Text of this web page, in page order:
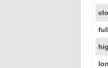
full